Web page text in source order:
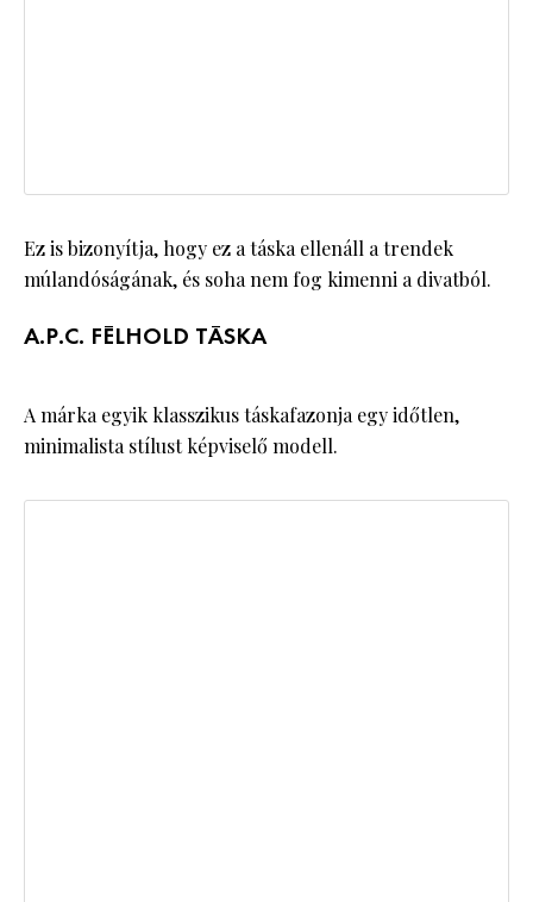
Ez is bizonyítja, hogy ez a táska ellenáll a trendek
múlandóságának, és soha nem fog kimenni a divatból.
A.P.C. FÉLHOLD TÁSKA
A márka egyik klasszikus táskafazonja egy időtlen,
minimalista stílust képviselő modell.